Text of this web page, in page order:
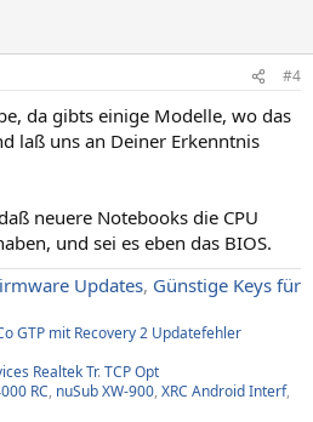
#4
da gibts einige Modelle, wo das
laß uns an Deiner Erkenntnis
neuere Notebooks die CPU
und sei es eben das BIOS.
Updates, Günstige Keys für
GTP mit Recovery2 Updatefehler
Realtek Tr.TCP Opt
RC, nuSub XW-900, XRC Android Interf,